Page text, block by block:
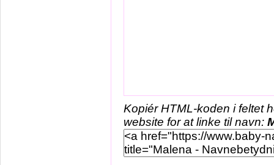
Kopiér HTML-koden i feltet
website for at linke til navn: